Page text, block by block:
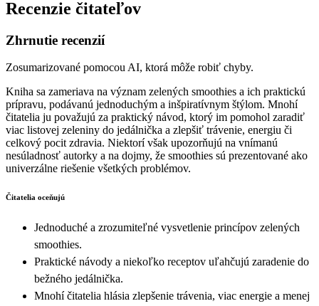
Recenzie čitateľov
Zhrnutie recenzií
Zosumarizované pomocou AI, ktorá môže robiť chyby.
Kniha sa zameriava na význam zelených smoothies a ich praktickú
prípravu, podávanú jednoduchým a inšpiratívnym štýlom. Mnohí
čitatelia ju považujú za praktický návod, ktorý im pomohol zaradiť
viac listovej zeleniny do jedálnička a zlepšiť trávenie, energiu či
celkový pocit zdravia. Niektorí však upozorňujú na vnímanú
nesúladnosť autorky a na dojmy, že smoothies sú prezentované ako
univerzálne riešenie všetkých problémov.
Čitatelia oceňujú
Jednoduché a zrozumiteľné vysvetlenie princípov zelených
smoothies.
Praktické návody a niekoľko receptov uľahčujú zaradenie do
bežného jedálnička.
Mnohí čitatelia hlásia zlepšenie trávenia, viac energie a menej